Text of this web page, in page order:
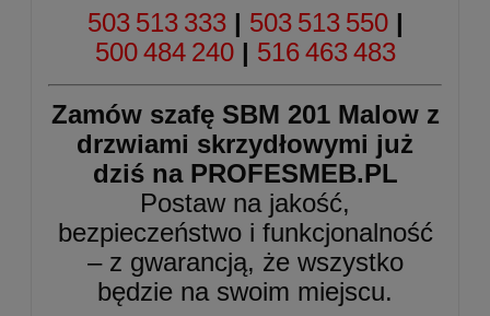
503 513 333 | 503 513 550 |
500 484 240 | 516 463 483
Zamów szafę SBM 201 Malow z
drzwiami skrzydłowymi już
dziś na PROFESMEB.PL
Postaw na jakość,
bezpieczeństwo i funkcjonalność
– z gwarancją, że wszystko
będzie na swoim miejscu.